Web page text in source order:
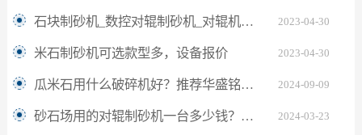
2023-04-30
石块制砂机_数控对辊制砂机_对辊机设备厂家大全
2023-04-30
米石制砂机可选款型多，设备报价
2024-09-09
瓜米石用什么破碎机好？推荐华盛铭液压对辊破碎机
2024-03-23
砂石场用的对辊制砂机一台多少钱？厂家哪家好？